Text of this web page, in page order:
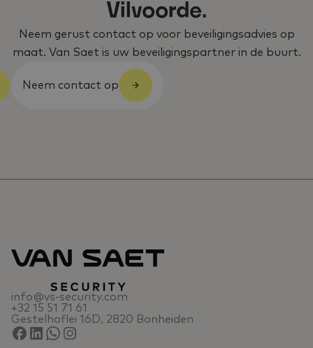
Vilvoorde.
Neem gerust contact op voor beveiligingsadvies op
maat. Van Saet is uw beveiligingspartner in de buurt.
Neem contact op
info@vs-security.com
+32 15 51 71 61
Gestelhoflei 16D, 2820 Bonheiden